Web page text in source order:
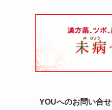
YOUへのお問い合せ